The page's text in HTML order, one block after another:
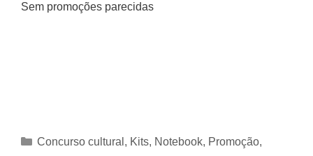
Sem promoções parecidas
Categorias
Concurso cultural , Kits, Notebook, Promoção,